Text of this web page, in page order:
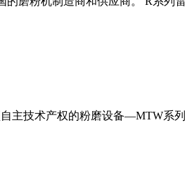
主技术产权的粉磨设备—MTW系